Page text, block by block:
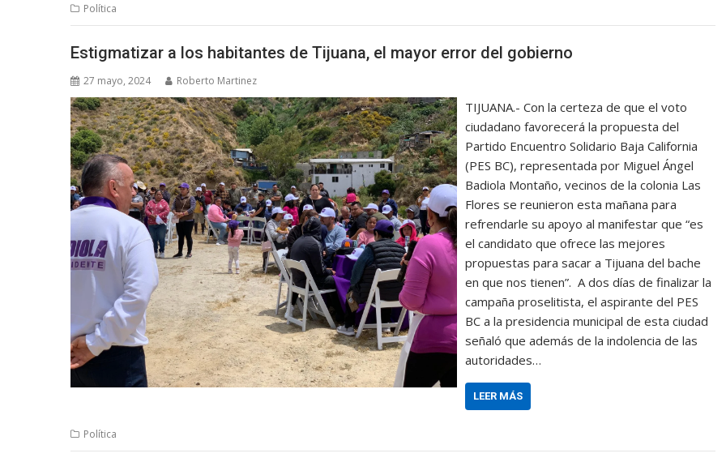
Política
Estigmatizar a los habitantes de Tijuana, el mayor error del gobierno
27 mayo, 2024 Roberto Martinez
TIJUANA.- Con la certeza de que el voto
ciudadano favorecerá la propuesta del
Partido Encuentro Solidario Baja California
(PES BC), representada por Miguel Ángel
Badiola Montaño, vecinos de la colonia Las
Flores se reunieron esta mañana para
refrendarle su apoyo al manifestar que “es
el candidato que ofrece las mejores
propuestas para sacar a Tijuana del bache
en que nos tienen”. A dos días de finalizar la
campaña proselitista, el aspirante del PES
BC a la presidencia municipal de esta ciudad
señaló que además de la indolencia de las
autoridades…
LEER MÁS
Política